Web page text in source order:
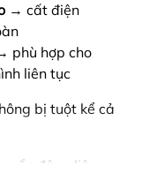
→ cất điện
phù hợp cho
liên tục
bị tuột kể cả
động liên
leo dốc.